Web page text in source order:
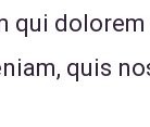
qui
quis